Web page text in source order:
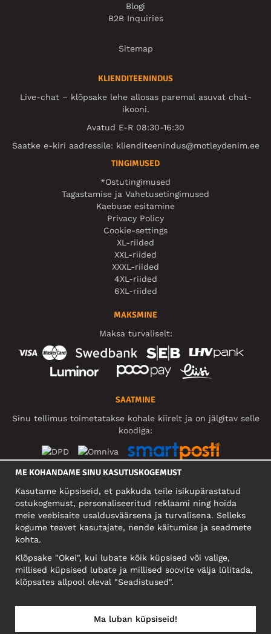
Blogi
B2B Inquiries
Sitemap
KLIENDITEENINDUS
Live-chat – klõpsake lehe allosas paremal asuvat chat-
ikooni.
Avatud E-R 08:30-16:30
Saatke e-kiri aadressile: klienditeenindus@motleydenim.ee
TINGIMUSED
*Ostutingimused
Tagastamise ja Vahetusetingimused
Kaebuse esitamine
Privacy Policy
Cookie-settings
XL-riided
XXL-riided
XXXL-riided
4XL-riided
6XL-riided
MAKSMINE
Maksa turvaliselt:
SAATMINE
Sinu tellimus toimetatakse kohale kiirelt ja on jälgitav selle
koodiga:
FIRMA
Mäeküla tn 9, EE-13525 Tallinn
Reg: 17449603, KMKR: EE102960721
ME KOHANDAME SINU KASUTUSKOGEMUST
Kasutame küpsiseid, et pakkuda teile isikupärastatud
ostukogemust, personaliseeritud reklaami ning hoida
meie veebisaite usaldusväärsena ja turvalisena. Selleks
kogume teavet kasutajate, nende käitumise ja seadmete
kohta.
Klõpsake "Okei", kui lubate kõik küpsised või valige,
millised küpsised lubate ja millised soovite välja lülitada,
klõpsates allpool oleval "Seadistused".
Ma luban küpsiseid!